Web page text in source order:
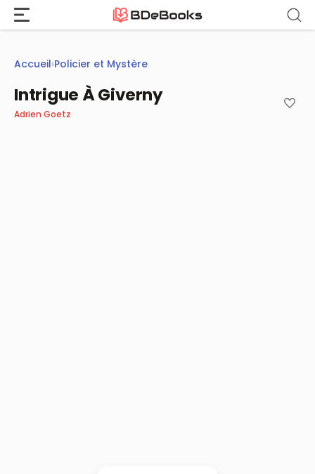
Aller
contenu
Accueil›Policier et Mystère
Intrigue À Giverny
Adrien Goetz